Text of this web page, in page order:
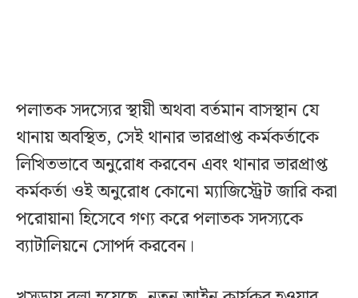
পলাতক সদস্যের স্থায়ী অথবা বর্তমান বাসস্থান যে
থানায় অবস্থিত, সেই থানার ভারপ্রাপ্ত কর্মকর্তাকে
লিখিতভাবে অনুরোধ করবেন এবং থানার ভারপ্রাপ্ত
কর্মকর্তা ওই অনুরোধ কোনো ম্যাজিস্ট্রেট জারি করা
পরোয়ানা হিসেবে গণ্য করে পলাতক সদস্যকে
ব্যাটালিয়নে সোপর্দ করবেন।